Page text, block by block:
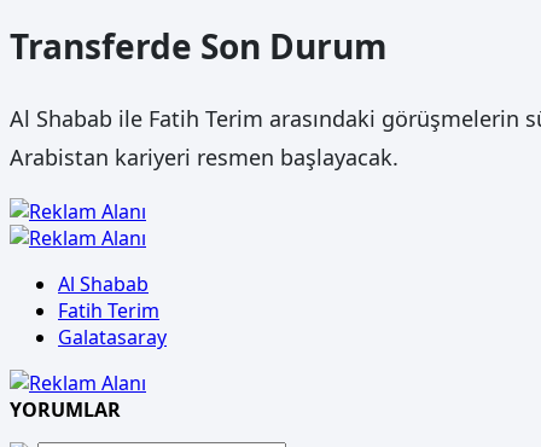
Transferde Son Durum
Al Shabab ile Fatih Terim arasındaki görüşmelerin
Arabistan kariyeri resmen başlayacak.
Al Shabab
Fatih Terim
Galatasaray
YORUMLAR